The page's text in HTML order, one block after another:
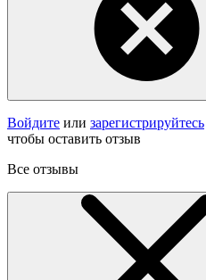
Войдите или зарегистрируйтесь
чтобы оставить отзыв
Все отзывы